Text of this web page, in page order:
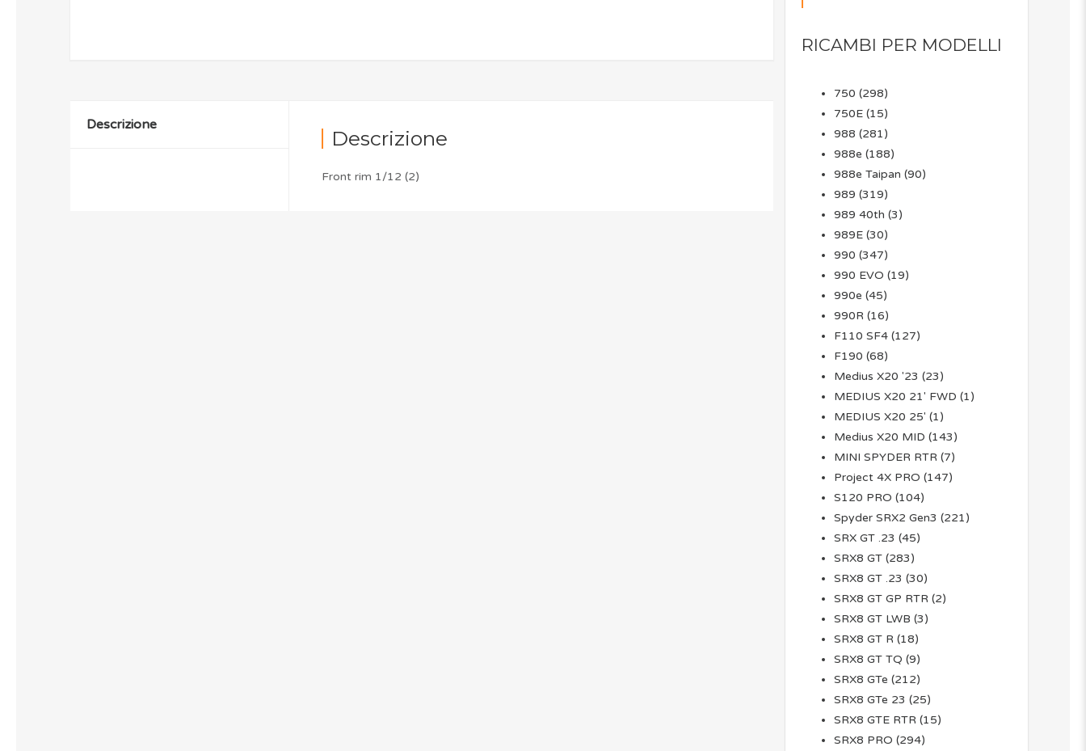
Descrizione
Descrizione
Front rim 1/12 (2)
RICAMBI PER MODELLI
750 (298)
750E (15)
988 (281)
988e (188)
988e Taipan (90)
989 (319)
989 40th (3)
989E (30)
990 (347)
990 EVO (19)
990e (45)
990R (16)
F110 SF4 (127)
F190 (68)
Medius X20 '23 (23)
MEDIUS X20 21' FWD (1)
MEDIUS X20 25' (1)
Medius X20 MID (143)
MINI SPYDER RTR (7)
Project 4X PRO (147)
S120 PRO (104)
Spyder SRX2 Gen3 (221)
SRX GT .23 (45)
SRX8 GT (283)
SRX8 GT .23 (30)
SRX8 GT GP RTR (2)
SRX8 GT LWB (3)
SRX8 GT R (18)
SRX8 GT TQ (9)
SRX8 GTe (212)
SRX8 GTe 23 (25)
SRX8 GTE RTR (15)
SRX8 PRO (294)